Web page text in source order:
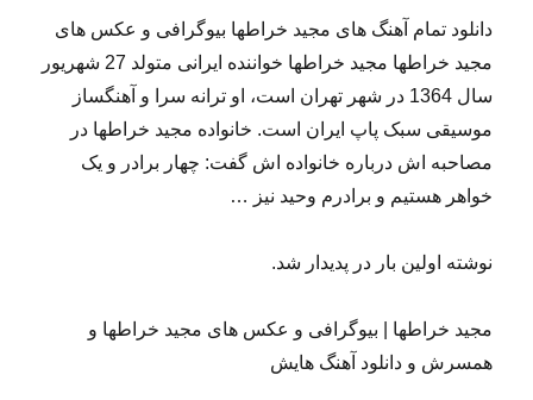
دانلود تمام آهنگ های مجید خراطها بیوگرافی و عکس های
مجید خراطها مجید خراطها خواننده ایرانی متولد 27 شهریور
سال 1364 در شهر تهران است، او ترانه سرا و آهنگساز
موسیقی سبک پاپ ایران است. خانواده مجید خراطها در
مصاحبه اش درباره خانواده اش گفت: چهار برادر و یک
خواهر هستیم و برادرم وحید نیز …
نوشته اولین بار در پدیدار شد.
مجید خراطها | بیوگرافی و عکس های مجید خراطها و
همسرش و دانلود آهنگ هایش